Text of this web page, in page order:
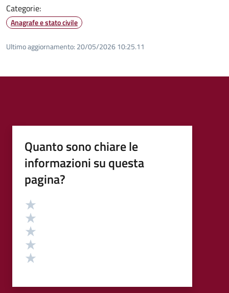
Categorie:
Anagrafe e stato civile
Ultimo aggiornamento: 20/05/2026 10:25.11
Quanto sono chiare le
informazioni su questa
pagina?
Valutazione